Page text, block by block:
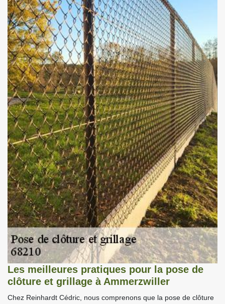
Les meilleures pratiques pour la pose de
clôture et grillage à Ammerzwiller
Chez Reinhardt Cédric, nous comprenons que la pose de clôture